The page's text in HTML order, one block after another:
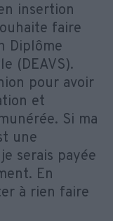
insertion
faire
Diplôme
(DEAVS).
pour avoir
et
Si ma
une
serais payée
En
à rien faire